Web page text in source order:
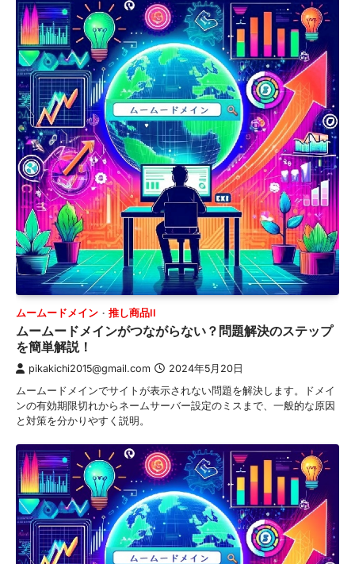
ムームードメイン 推し商品II
ムームードメインがつながらない？問題解決のステップ
を簡単解説！
pikakichi2015@gmail.com 2024年5月20日
ムームードメインでサイトが表示されない問題を解決します。ドメイ
ンの有効期限切れからネームサーバー設定のミスまで、一般的な原因
と対策を分かりやすく説明。